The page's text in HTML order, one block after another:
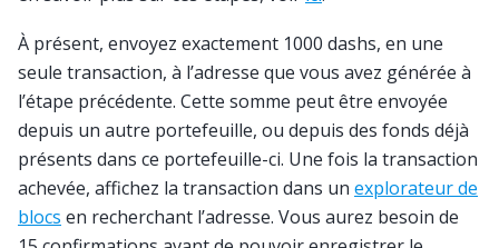
À présent, envoyez exactement 1000 dashs, en une
seule transaction, à l’adresse que vous avez générée à
l’étape précédente. Cette somme peut être envoyée
depuis un autre portefeuille, ou depuis des fonds déjà
présents dans ce portefeuille-ci. Une fois la transaction
achevée, affichez la transaction dans un explorateur de
blocs en recherchant l’adresse. Vous aurez besoin de